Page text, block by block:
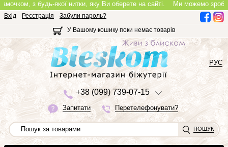
з будь-якої нитки, яку Ви оберете на сайті. Ми можемо
Вхід Реєстрація
Забули пароль?
У Вашому кошику поки немає товарів
+38 (099) 739-07-15
Запитати Перетелефонувати?
РУС
ПОШУК